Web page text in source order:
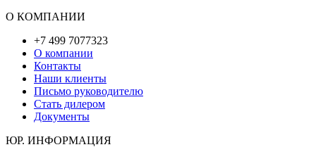
О КОМПАНИИ
+7 499 7077323
О компании
Контакты
Наши клиенты
Письмо руководителю
Стать дилером
Документы
ЮР. ИНФОРМАЦИЯ